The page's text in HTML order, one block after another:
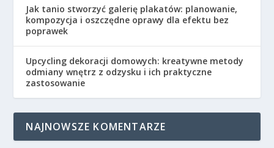
Jak tanio stworzyć galerię plakatów: planowanie,
kompozycja i oszczędne oprawy dla efektu bez
poprawek
Upcycling dekoracji domowych: kreatywne metody
odmiany wnętrz z odzysku i ich praktyczne
zastosowanie
NAJNOWSZE KOMENTARZE